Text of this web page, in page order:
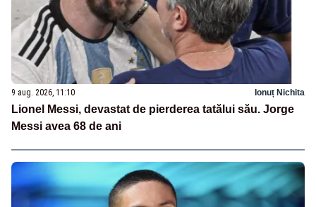
9 aug. 2026, 11:10 Ionuț Nichita
Lionel Messi, devastat de pierderea tatălui său. Jorge
Messi avea 68 de ani